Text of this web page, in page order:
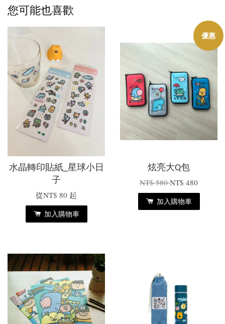
您可能也喜歡
水晶轉印貼紙_星球小日
子
從NT$ 80 起
加入購物車
優惠
炫亮大Q包
NT$ 580NT$ 480
加入購物車